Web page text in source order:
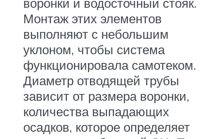
Монтаж этих элементов
выполняют с небольшим
уклоном, чтобы система
функционировала самотеком.
Диаметр отводящей трубы
зависит от размера воронки,
количества выпадающих
осадков, которое определяет